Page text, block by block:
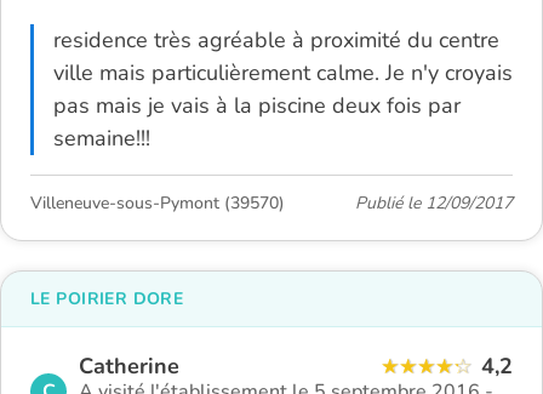
residence très agréable à proximité du centre
ville mais particulièrement calme. Je n'y croyais
pas mais je vais à la piscine deux fois par
semaine!!!
Villeneuve-sous-Pymont (39570) Publié le 12/09/2017
Catherine 4,2
LE POIRIER DORE